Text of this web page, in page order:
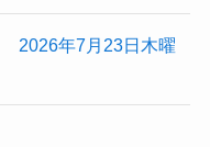
2026年7月23日木曜